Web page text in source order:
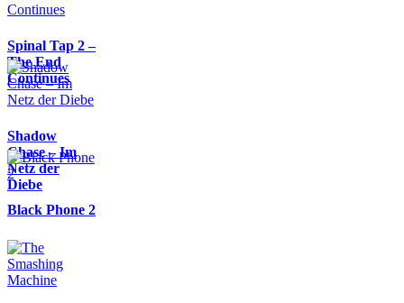
Spinal Tap 2 –
The End
Continues
Shadow
Chase – Im
Netz der
Diebe
Black Phone 2